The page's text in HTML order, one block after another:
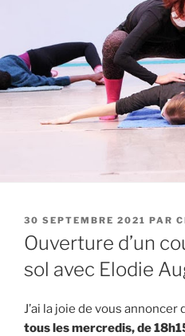
PUBLIÉ
LE
30 SEPTEMBRE 2021 PAR
Ouverture d’un
sol avec Elodie
J’ai la joie de vous annoncer
tous les mercredis, de